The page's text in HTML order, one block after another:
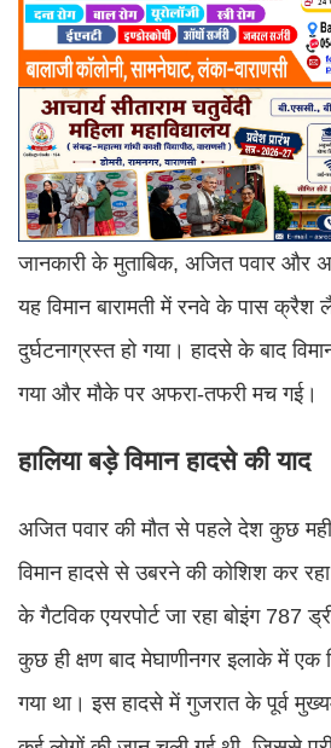
जानकारी के मुताबिक, अजित पवार और
यह विमान बारामती में रनवे के पास क्रैश
दुर्घटनाग्रस्त हो गया। हादसे के बाद
गया और मौके पर अफरा-तफरी मच गई।
हालिया बड़े विमान हादसे की याद
अजित पवार की मौत से पहले देश कुछ
विमान हादसे से उबरने की कोशिश कर
के गैटविक एयरपोर्ट जा रहा बोइंग 787
कुछ ही क्षण बाद मेघाणीनगर इलाके में एक
गया था। इस हादसे में गुजरात के पूर्व